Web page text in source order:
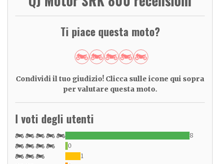
Ti piace questa moto?
Condividi il tuo giudizio! Clicca sulle icone qui sopra
per valutare questa moto.
I voti degli utenti
8
0
1